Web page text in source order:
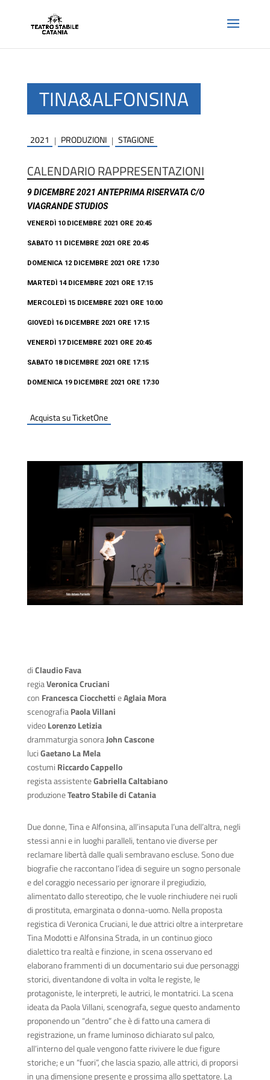
TINA&ALFONSINA
2021 | PRODUZIONI | STAGIONE
CALENDARIO RAPPRESENTAZIONI
9 DICEMBRE 2021 ANTEPRIMA RISERVATA C/O
VIAGRANDE STUDIOS
VENERDÌ 10 DICEMBRE 2021 ORE 20:45
SABATO 11 DICEMBRE 2021 ORE 20:45
DOMENICA 12 DICEMBRE 2021 ORE 17:30
MARTEDÌ 14 DICEMBRE 2021 ORE 17:15
MERCOLEDÌ 15 DICEMBRE 2021 ORE 10:00
GIOVEDÌ 16 DICEMBRE 2021 ORE 17:15
VENERDÌ 17 DICEMBRE 2021 ORE 20:45
SABATO 18 DICEMBRE 2021 ORE 17:15
DOMENICA 19 DICEMBRE 2021 ORE 17:30
Acquista su TicketOne
diClaudio Fava
regiaVeronica Cruciani
con Francesca CiocchettieAglaia Mora
scenografiaPaola Villani
videoLorenzo Letizia
drammaturgia sonoraJohn Cascone
luciGaetano La Mela
costumi Riccardo Cappello
regista assistenteGabriella Caltabiano
produzioneTeatro Stabile di Catania
Due donne, Tina e Alfonsina, all’insaputa l’una dell’altra, negli
stessi anni e in luoghi paralleli, tentano vie diverse per
reclamare libertà dalle quali sembravano escluse. Sono due
biografie che raccontano l’idea di seguire un sogno personale
e del coraggio necessario per ignorare il pregiudizio,
alimentato dallo stereotipo, che le vuole rinchiudere nei ruoli
di prostituta, emarginata o donna-uomo. Nella proposta
registica di Veronica Cruciani, le due attrici oltre a interpretare
Tina Modotti e Alfonsina Strada, in un continuo gioco
dialettico tra realtà e finzione, in scena osservano ed
elaborano frammenti di un documentario sui due personaggi
storici, diventandone di volta in volta le registe, le
protagoniste, le interpreti, le autrici, le montatrici. La scena
ideata da Paola Villani, scenografa, segue questo andamento
proponendo un “dentro” che è di fatto una camera di
registrazione, un frame luminoso dichiarato sul palco,
all’interno del quale vengono fatte rivivere le due figure
storiche; e un “fuori”, che lascia spazio, alle attrici, di proporsi
in una dimensione presente e prossima allo spettatore. La